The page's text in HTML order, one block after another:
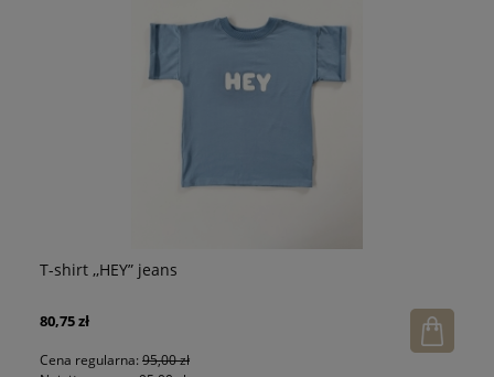
T-shirt ,,HEY” jeans
80,75 zł
Cena regularna: 95,00 zł